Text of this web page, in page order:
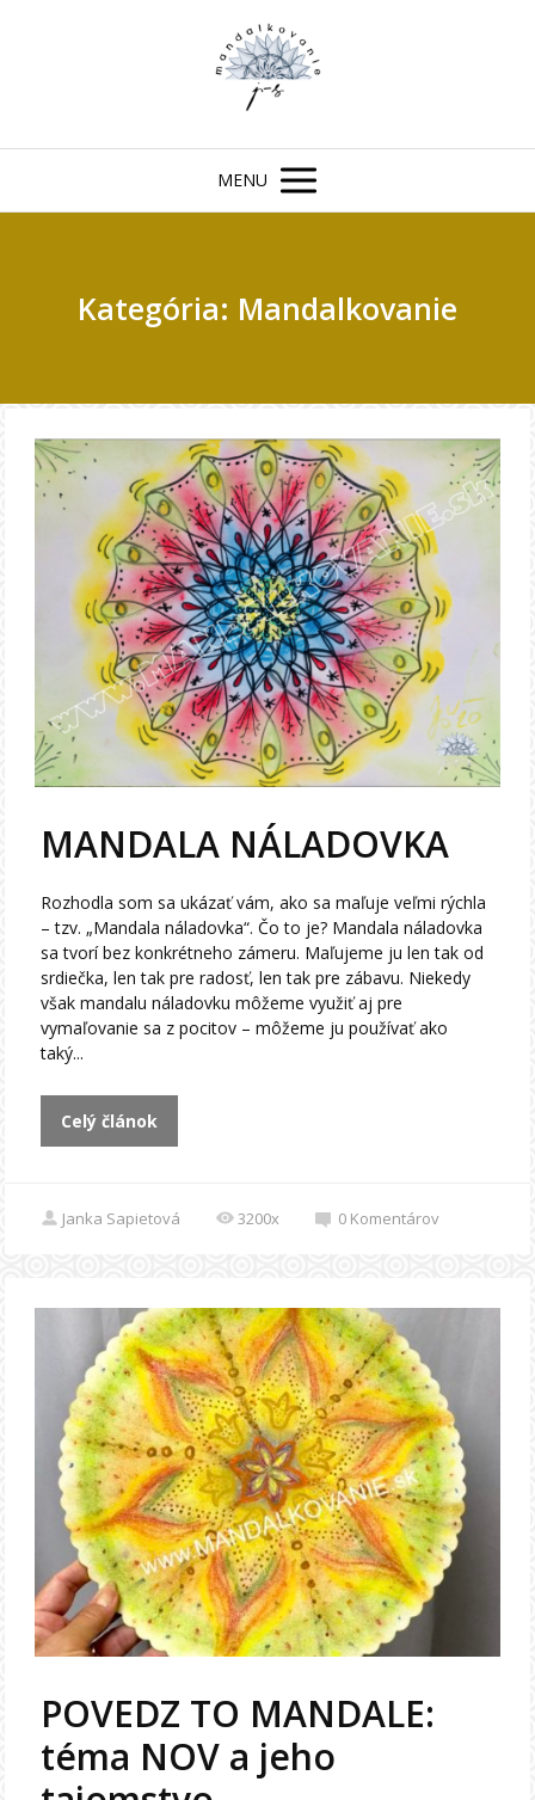
MENU
Kategória: Mandalkovanie
MANDALA NÁLADOVKA
Rozhodla som sa ukázať vám, ako sa maľuje veľmi rýchla
– tzv. „Mandala náladovka“. Čo to je? Mandala náladovka
sa tvorí bez konkrétneho zámeru. Maľujeme ju len tak od
srdiečka, len tak pre radosť, len tak pre zábavu. Niekedy
však mandalu náladovku môžeme využiť aj pre
vymaľovanie sa z pocitov – môžeme ju používať ako
taký...
Celý článok
Janka Sapietová 3200x 0 Komentárov
POVEDZ TO MANDALE:
téma NOV a jeho